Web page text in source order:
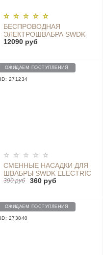
БЕСПРОВОДНАЯ
ЭЛЕКТРОШВАБРА SWDK
ELECTRIC MOP D260
12090 руб
ОЖИДАЕМ ПОСТУПЛЕНИЯ
ID: 271234
СМЕННЫЕ НАСАДКИ ДЛЯ
ШВАБРЫ SWDK ELECTRIC
MOP D260 (10 ШТ.)
390 руб 360 руб
ОЖИДАЕМ ПОСТУПЛЕНИЯ
ID: 273840